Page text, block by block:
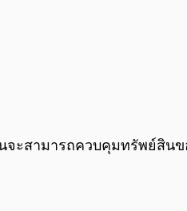
นจะสามารถควบคุมทรัพย์สิน